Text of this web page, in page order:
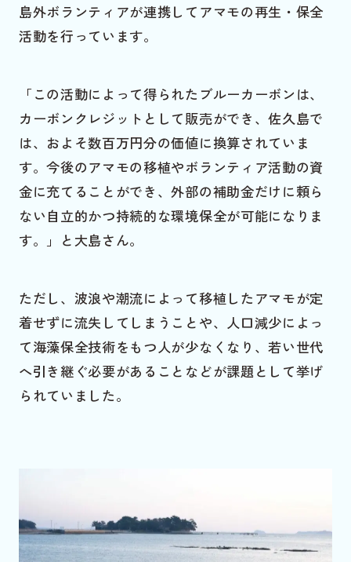
島外ボランティアが連携してアマモの再生・保全
活動を行っています。
「この活動によって得られたブルーカーボンは、
カーボンクレジットとして販売ができ、佐久島で
は、およそ数百万円分の価値に換算されていま
す。今後のアマモの移植やボランティア活動の資
金に充てることができ、外部の補助金だけに頼ら
ない自立的かつ持続的な環境保全が可能になりま
す。」と大島さん。
ただし、波浪や潮流によって移植したアマモが定
着せずに流失してしまうことや、人口減少によっ
て海藻保全技術をもつ人が少なくなり、若い世代
へ引き継ぐ必要があることなどが課題として挙げ
られていました。